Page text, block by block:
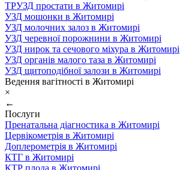
ТРУЗД простати в Житомирі
УЗД мошонки в Житомирі
УЗД молочних залоз в Житомирі
УЗД черевної порожнини в Житомирі
УЗД нирок та сечового міхура в Житомирі
УЗД органів малого таза в Житомирі
УЗД щитоподібної залози в Житомирі
Ведення вагітності в Житомирі
×
←
Послуги
Пренатальна діагностика в Житомирі
Цервікометрія в Житомирі
Доплерометрія в Житомирі
КТГ в Житомирі
КТР плода в Житомирі